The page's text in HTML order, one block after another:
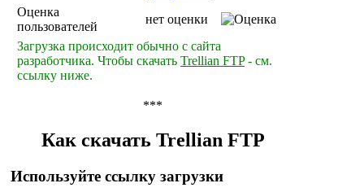
Оценка
пользователей
нет оценки
Загрузка происходит обычно с сайта
разработчика. Чтобы скачать Trellian FTP- см.
ссылку ниже.
***
Как скачать Trellian FTP
Используйте ссылку загрузки